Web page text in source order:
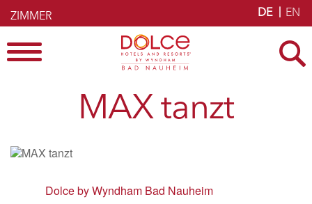
ZIMMER
DE EN
Menu
MAX tanzt
Dolce by Wyndham Bad Nauheim